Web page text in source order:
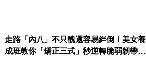
走路「內八」不只醜還容易絆倒！美女養
成班教你「矯正三式」秒逆轉脆弱韌帶肌